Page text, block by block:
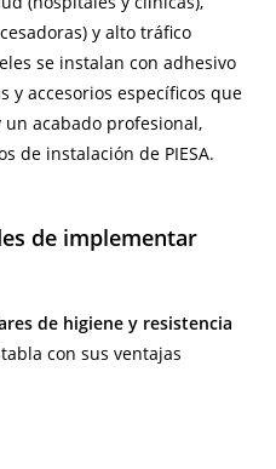
y alto tráfico
se instalan con adhesivo
y accesorios específicos que
acabado profesional,
de instalación de PIESA.
de implementar
de higiene y resistencia
con sus ventajas